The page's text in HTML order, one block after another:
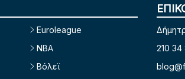
Euroleague
NBA
Βόλεϊ
210